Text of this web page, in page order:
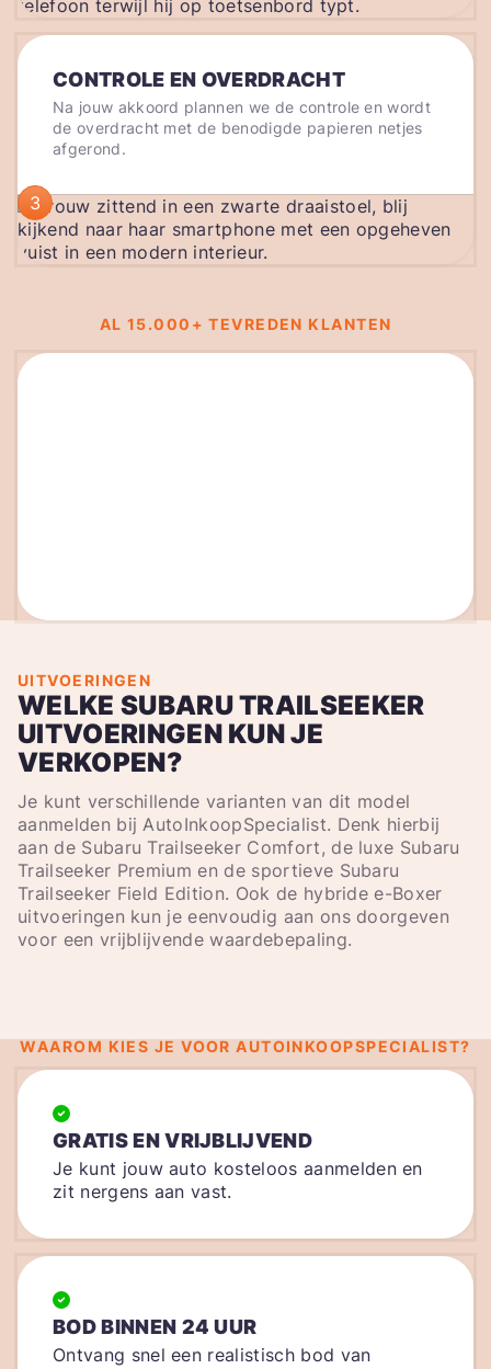
CONTROLE EN OVERDRACHT
Na jouw akkoord plannen we de controle en wordt
de overdracht met de benodigde papieren netjes
afgerond.
3
AL 15.000+ TEVREDEN KLANTEN
UITVOERINGEN
WELKE SUBARU TRAILSEEKER
UITVOERINGEN KUN JE
VERKOPEN?
Je kunt verschillende varianten van dit model
aanmelden bij AutoInkoopSpecialist. Denk hierbij
aan de Subaru Trailseeker Comfort, de luxe Subaru
Trailseeker Premium en de sportieve Subaru
Trailseeker Field Edition. Ook de hybride e-Boxer
uitvoeringen kun je eenvoudig aan ons doorgeven
voor een vrijblijvende waardebepaling.
WAAROM KIES JE VOOR AUTOINKOOPSPECIALIST?
GRATIS EN VRIJBLIJVEND
Je kunt jouw auto kosteloos aanmelden en
zit nergens aan vast.
BOD BINNEN 24 UUR
Ontvang snel een realistisch bod van